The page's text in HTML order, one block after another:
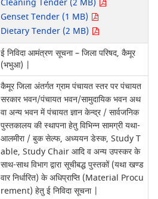
Cleaning Tender (2 MB)
Genset Tender (1 MB)
Dietary Tender (2 MB)
ई निविदा आमंत्रण सूचना – जिला परिषद, कैमूर
(भभुआ) |
कैमूर जिला अंतर्गत ग्राम पंचायत स्तर पर पंचायत
सरकार भवन/पंचायत भवन/सामुदायिक भवन अथ
वा अन्य भवन में पंचायत ज्ञान केन्द्र / सार्वजनिक
पुस्तकालय की स्थापना हेतु विभिन्न सामग्री यथा-
आलमीरा / बुक सेल्फ, अध्ययन डेस्क, Study T
able, Study Chair आदि व अन्य उपस्कर के
साथ-साथ विभाग द्वारा सूचीबद्ध पुस्तकों (यथा खण्ड
वार निर्धारित) के अधिप्राप्ति (Material Procu
rement) हेतु ई निविदा सूचना |